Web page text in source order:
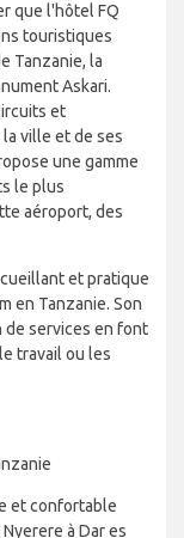
que l'hôtel FQ
touristiques
Tanzanie, la
Askari.
et
ville et de ses
une gamme
le plus
aéroport, des
et pratique
en Tanzanie. Son
de services en font
travail ou les
et confortable
à Dar es